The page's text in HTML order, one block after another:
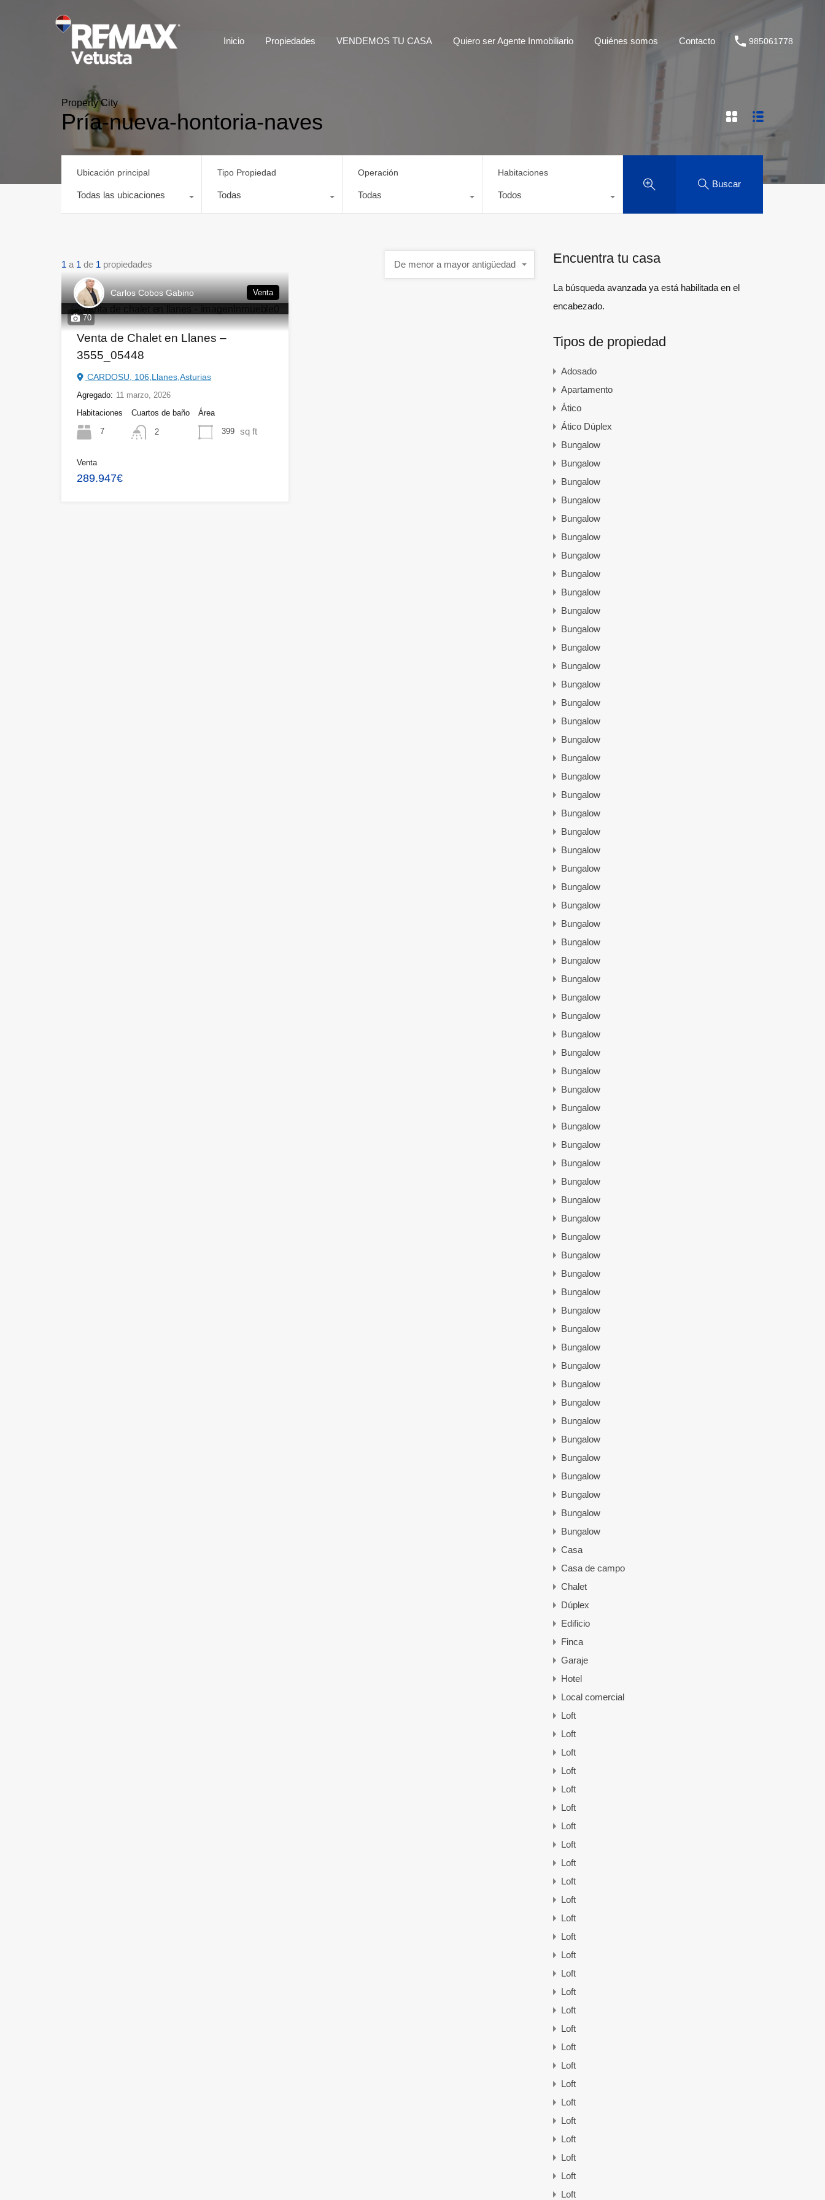
Inicio Propiedades VENDEMOS TU CASA Quiero ser Agente Inmobiliario Quiénes somos Contacto 985061778
Property City
Pría-nueva-hontoria-naves
Ubicación principal
Todas las ubicaciones
Tipo Propiedad
Todas
Operación
Todas
Habitaciones
Todos
Buscar
1 a 1 de 1 propiedades De menor a mayor antigüedad
70
Carlos Cobos Gabino Venta
Venta de Chalet en Llanes –
3555_05448
CARDOSU, 106,Llanes,Asturias
Agregado: 11 marzo, 2026
Habitaciones
7
Cuartos de baño
2
Área
399 sq ft
Venta
289.947€
Encuentra tu casa
La búsqueda avanzada ya está habilitada en el
encabezado.
Tipos de propiedad
Adosado
Apartamento
Ático
Ático Dúplex
Bungalow
Bungalow
Bungalow
Bungalow
Bungalow
Bungalow
Bungalow
Bungalow
Bungalow
Bungalow
Bungalow
Bungalow
Bungalow
Bungalow
Bungalow
Bungalow
Bungalow
Bungalow
Bungalow
Bungalow
Bungalow
Bungalow
Bungalow
Bungalow
Bungalow
Bungalow
Bungalow
Bungalow
Bungalow
Bungalow
Bungalow
Bungalow
Bungalow
Bungalow
Bungalow
Bungalow
Bungalow
Bungalow
Bungalow
Bungalow
Bungalow
Bungalow
Bungalow
Bungalow
Bungalow
Bungalow
Bungalow
Bungalow
Bungalow
Bungalow
Bungalow
Bungalow
Bungalow
Bungalow
Bungalow
Bungalow
Bungalow
Bungalow
Bungalow
Bungalow
Casa
Casa de campo
Chalet
Dúplex
Edificio
Finca
Garaje
Hotel
Local comercial
Loft
Loft
Loft
Loft
Loft
Loft
Loft
Loft
Loft
Loft
Loft
Loft
Loft
Loft
Loft
Loft
Loft
Loft
Loft
Loft
Loft
Loft
Loft
Loft
Loft
Loft
Loft